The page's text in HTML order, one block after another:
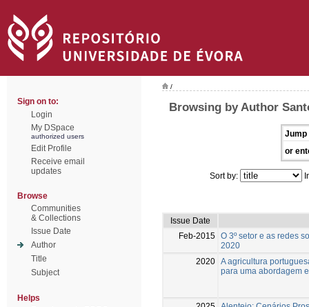
Sign on to:
Login
My DSpace
authorized users
Edit Profile
Receive email
updates
Browse
Communities
& Collections
Issue Date
Author
Title
Subject
Helps
/
Browsing by Author
Jump
or
Sort by:
Issue Date
Feb-2015 O 3º setor e as redes
2020
2020 A agricultura
para uma abordagem